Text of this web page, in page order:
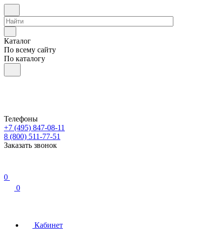
Каталог
По всему сайту
По каталогу
Телефоны
+7 (495) 847-08-11
8 (800) 511-77-51
Заказать звонок
0
0
Кабинет